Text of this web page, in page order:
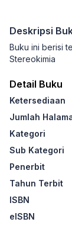
Deskripsi
Buku ini berisi
Stereokimia
Detail Buku
Ketersediaan
Jumlah
Kategori
Sub Kategori
Penerbit
Tahun Terbit
ISBN
eISBN